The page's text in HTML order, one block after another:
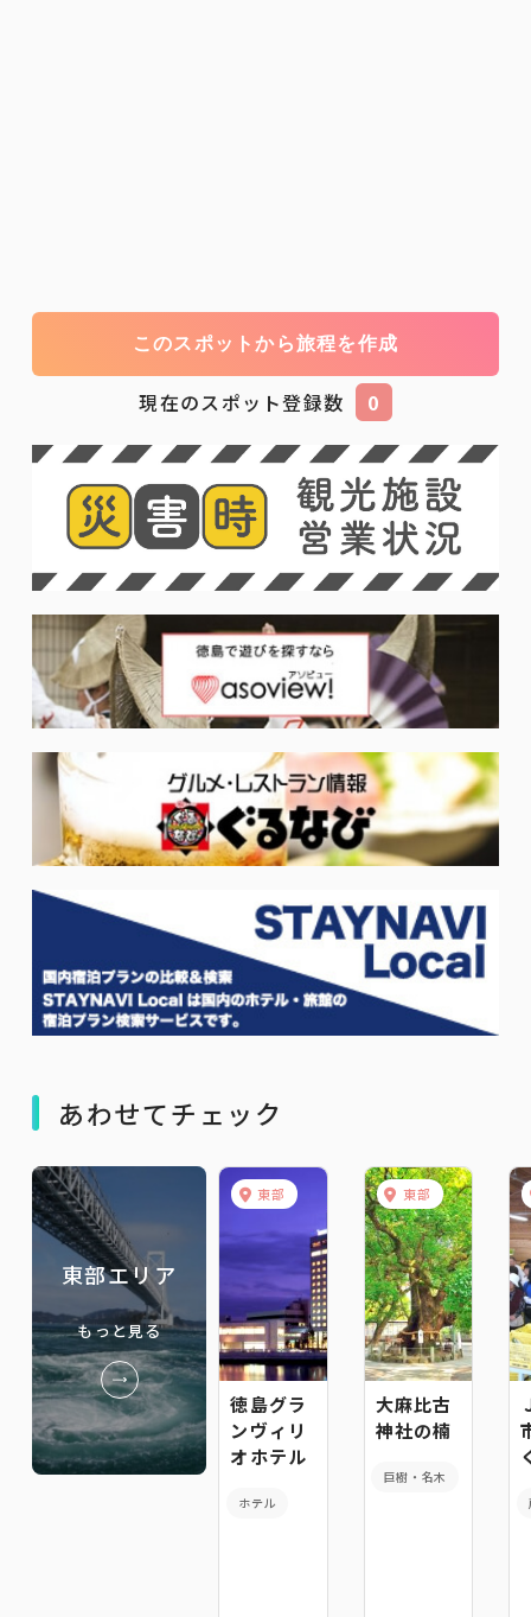
このスポットから旅程を作成
現在のスポット登録数 0
あわせてチェック
東部エリア
もっと見る
東部
徳島グラ
ンヴィリ
オホテル
ホテル
東部
大麻比古
神社の楠
巨樹・名木